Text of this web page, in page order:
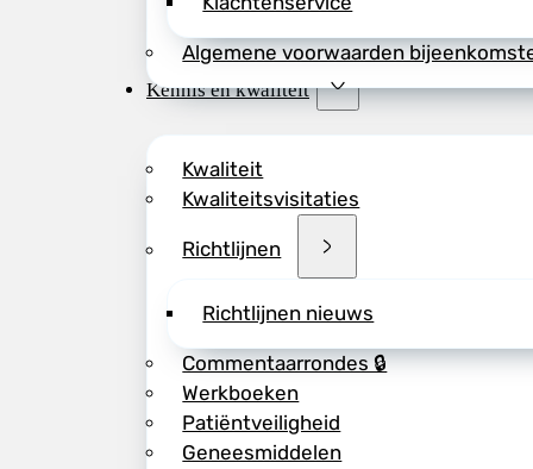
Algemene voorwaarden
Kennis en kwaliteit
Kwaliteit
Kwaliteitsvisitaties
Richtlijnen
Richtlijnen nieuws
Commentaarrondes 🔒
Werkboeken
Patiëntveiligheid
Geneesmiddelen